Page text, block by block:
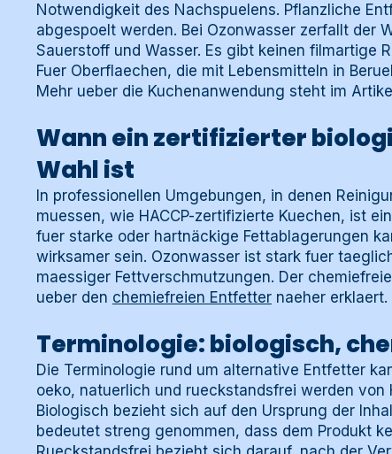
Notwendigkeit des Nachspuelens. Pflanzliche
abgespoelt werden. Bei Ozonwasser zerfallt der
Sauerstoff und Wasser. Es gibt keinen filmartige
Fuer Oberflaechen, die mit Lebensmitteln in
Mehr ueber die Kuchenanwendung steht im
Wann ein zertifizierter
Wahl ist
In professionellen Umgebungen, in denen
muessen, wie HACCP-zertifizierte Kuechen, ist
fuer starke oder hartnäckige Fettablagerungen
wirksamer sein. Ozonwasser ist stark fuer
maessiger Fettverschmutzungen. Der
ueber den chemiefreien Entfetter naeher erklaert.
Terminologie: biologisch,
Die Terminologie rund um alternative Entfetter
oeko, natuerlich und rueckstandsfrei werden
Biologisch bezieht sich auf den Ursprung der
bedeutet streng genommen, dass dem Produkt